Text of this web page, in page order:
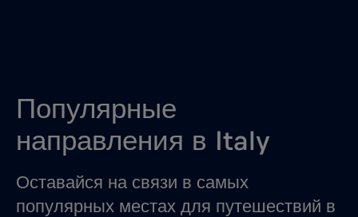
Популярные
направления в Italy
Оставайся на связи в самых
популярных местах для путешествий в